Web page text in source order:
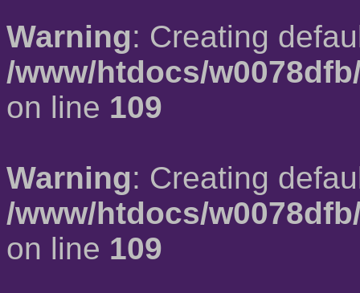
Warning: Creating
/www/htdocs/
on line 109
Warning: Creating
/www/htdocs/
on line 109